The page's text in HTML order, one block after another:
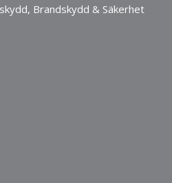
Brandskydd & Säkerhet